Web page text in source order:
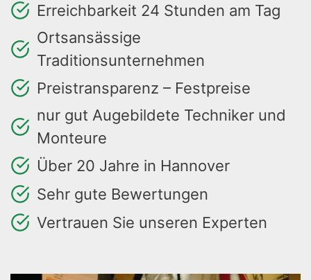
Erreichbarkeit 24 Stunden am Tag
Ortsansässige
Traditionsunternehmen
Preistransparenz – Festpreise
nur gut Augebildete Techniker und
Monteure
Über 20 Jahre in Hannover
Sehr gute Bewertungen
Vertrauen Sie unseren Experten